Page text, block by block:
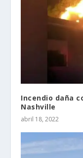
Incendio daña
Nashville
abril 18, 2022